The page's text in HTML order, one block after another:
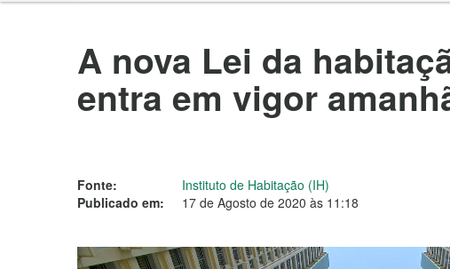
A nova Lei da
entra em vigor
Fonte:
Instituto de Habitação (IH)
Publicado em:
17 de Agosto de 2020 às 11:18